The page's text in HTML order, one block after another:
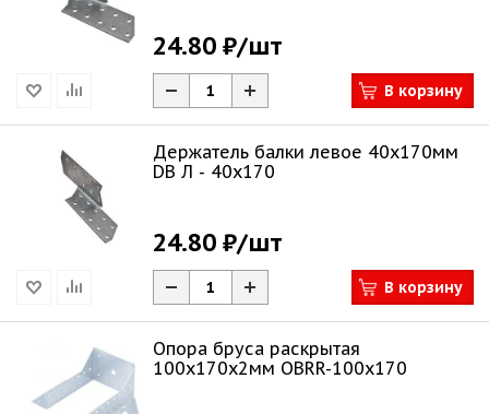
24.80 ₽/шт
В корзину
Держатель балки левое 40x170мм
DB Л - 40x170
24.80 ₽/шт
В корзину
Опора бруса раскрытая
100х170х2мм OBRR-100x170